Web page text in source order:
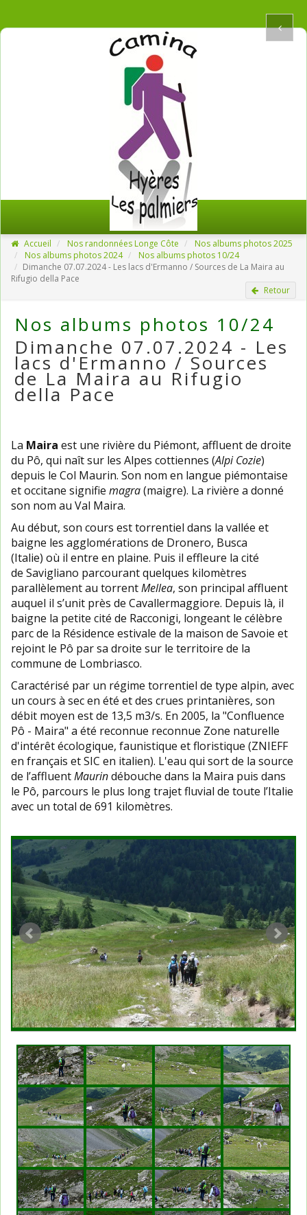
Accueil Nos randonnées Longe Côte
Nos albums photos 2025
Nos albums photos 2024
Nos albums photos 10/24
Dimanche 07.07.2024 - Les lacs d'Ermanno / Sources de La Maira au
Rifugio della Pace
Retour
Nos albums photos 10/24
Dimanche 07.07.2024 - Les
lacs d'Ermanno / Sources
de La Maira au Rifugio
della Pace
La Maira est une rivière du Piémont, affluent de droite
du Pô, qui naît sur les Alpes cottiennes (Alpi Cozie)
depuis le Col Maurin. Son nom en langue piémontaise
et occitane signifie magra(maigre). La rivière a donné
son nom au Val Maira.
Au début, son cours est torrentiel dans la vallée et
baigne les agglomérations de Dronero, Busca
(Italie) où il entre en plaine. Puis il effleure la cité
de Savigliano parcourant quelques kilomètres
parallèlement au torrentMellea, son principal affluent
auquel il s’unit près de Cavallermaggiore. Depuis là, il
baigne la petite cité de Racconigi, longeant le célèbre
parc de la Résidence estivale de la maison de Savoie et
rejoint le Pô par sa droite sur le territoire de la
commune de Lombriasco.
Caractérisé par un régime torrentiel de type alpin, avec
un cours à sec en été et des crues printanières, son
débit moyen est de 13,5 m3/s. En 2005, la "Confluence
Pô - Maira" a été reconnue reconnue Zone naturelle
d'intérêt écologique, faunistique et floristique (ZNIEFF
en français et SIC en italien). L'eau qui sort de la source
de l’affluentMaurindébouche dans la Maira puis dans
le Pô, parcours le plus long trajet fluvial de toute l’Italie
avec un total de 691 kilomètres.